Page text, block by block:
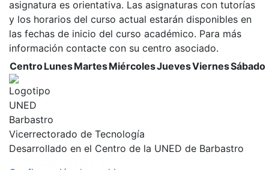
asignatura es orientativa. Las asignaturas con tutorías
y los horarios del curso actual estarán disponibles en
las fechas de inicio del curso académico. Para más
información contacte con su centro asociado.
CentroLunesMartesMiércolesJuevesViernesSábado
Vicerrectorado de Tecnología
Desarrollado en el Centro de la UNED de Barbastro